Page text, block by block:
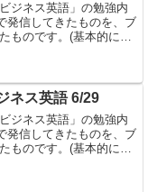
ジネス英語」の勉強内
発信してきたものを、ブ
ものです。(基本的に、
語では、毎週月・火曜
ネス英語 6/29
ジネス英語」の勉強内
発信してきたものを、ブ
ものです。(基本的に、